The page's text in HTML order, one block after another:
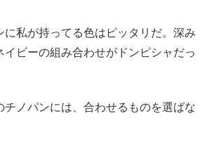
私が持ってる色はピッタリだ。 深み
イビーの組み合わせがドンピシャだっ
ノパンには、 合わせるものを選ばな